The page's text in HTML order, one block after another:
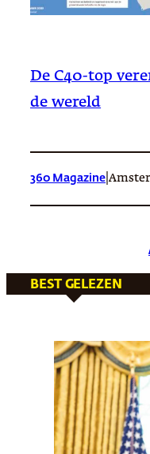
De C40-top
de wereld
360 Magazine
BEST GELEZEN